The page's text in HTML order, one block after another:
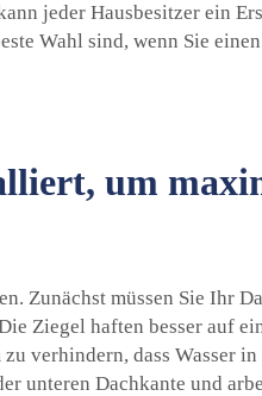
jeder Hausbesitzer ein
Wahl sind, wenn Sie
um
Zunächst müssen Sie Ihr
Ziegel haften besser auf
verhindern, dass Wasser
unteren Dachkante und